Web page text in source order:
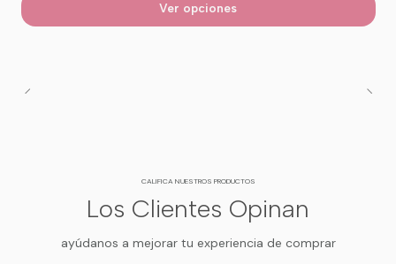
Ver opciones
CALIFICA NUESTROS PRODUCTOS
Los Clientes Opinan
ayúdanos a mejorar tu experiencia de comprar